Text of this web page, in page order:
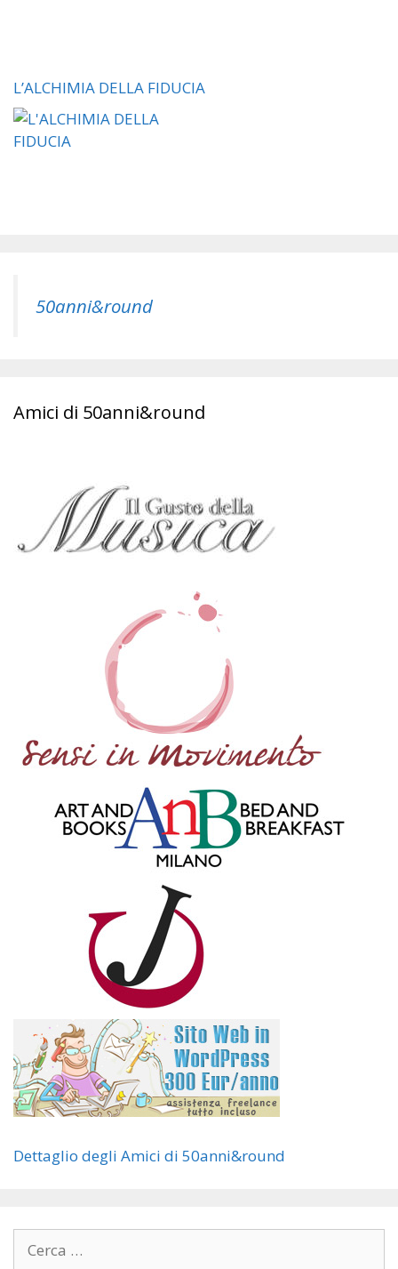
L’ALCHIMIA DELLA FIDUCIA
50anni&round
Amici di 50anni&round
Dettaglio degli Amici di 50anni&round
per: